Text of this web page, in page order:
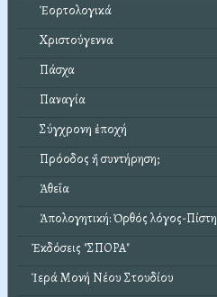
Ἑορτολογικά
Χριστούγεννα
Πάσχα
Παναγία
Σύγχρονη ἐποχή
Πρόοδος ἤ συντήρηση;
Ἀθεΐα
Ἀπολογητική: Ὀρθός λόγος-Πίστη
Ἐκδόσεις "ΣΠΟΡΑ"
Ἱερά Μονή Νέου Στουδίου